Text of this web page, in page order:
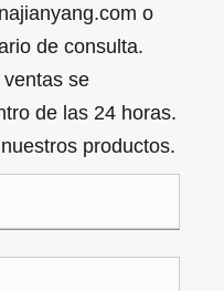
o
de consulta.
se
de las 24 horas.
productos.